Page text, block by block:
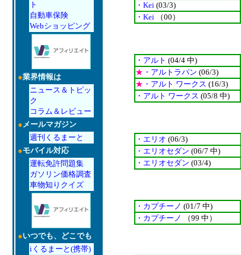
ト
自動車保険
Webショッピング
●業界情報は
ニュース＆トピッ
ク
コラム＆レビュー
●メールマガジン
週刊くるまーと
●モバイル対応
運転免許問題集
ガソリン価格調査
車物知りクイズ
●いつでも、どこでも
iくるまーと(携帯)
・Kei (03/3)
・Kei
（00）
・アルト (04/4 中)
★ ・アルトラパン (06/3)
★ ・アルト ワークス (16/3)
・アルト ワークス (05/8 中)
・エリオ (06/3)
・エリオセダン (06/7 中)
・エリオセダン (03/4)
・カプチーノ (01/7 中)
・カプチーノ
（99 中）